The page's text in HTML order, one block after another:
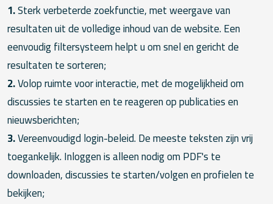
1.Sterk verbeterde zoekfunctie, met weergave van
resultaten uit de volledige inhoud van de website. Een
eenvoudig filtersysteem helpt u om snel en gericht de
resultaten te sorteren;
2.Volop ruimte voor interactie, met de mogelijkheid om
discussies te starten en te reageren op publicaties en
nieuwsberichten;
3.Vereenvoudigd login-beleid. De meeste teksten zijn vrij
toegankelijk. Inloggen is alleen nodig om PDF's te
downloaden, discussies te starten/volgen en profielen te
bekijken;